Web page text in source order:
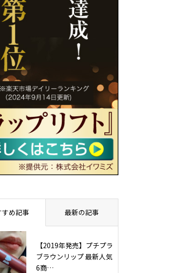
すめ記事 最新の記事
【2019年発売】プチプラ
ブラウンリップ 最新人気
6商…